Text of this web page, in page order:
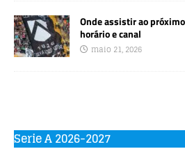
Onde assistir ao
horário e canal
maio 21, 2026
Serie A 2026-2027